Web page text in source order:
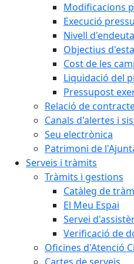
Modificacions
Execució
Nivell
Objectius
Cost de les
Liquidació del
Pressupost
Relació de
Canals d'alertes i
Seu electrònica
Patrimoni de
Serveis i tràmits
Tràmits i gestions
Catàleg de
El Meu Espai
Servei
Verificació de
Oficines d'Atenció